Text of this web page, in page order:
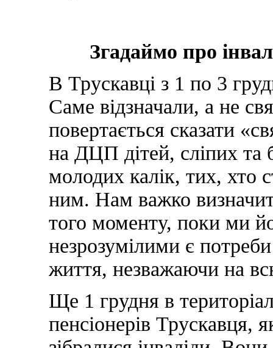
Згадаймо про
В Трускавці з 1 по 3
Саме відзначали, а не
повертається сказати
на ДЦП дітей, сліпих та
молодих калік, тих, хто
ним. Нам важко
того моменту, поки ми
незрозумілими є
життя, незважаючи на
Ще 1 грудня в
пенсіонерів